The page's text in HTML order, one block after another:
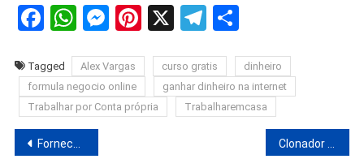
Facebook
WhatsApp
Messenger
Pinterest
X Telegram
Share
Tagged Alex Vargas curso gratis
dinheiro
formula negocio online
ganhar dinheiro na internet
Trabalhar por Conta própria
Trabalharemcasa
Navegação
Fornecedor De Relógios No Atacado 5 Fornecedores